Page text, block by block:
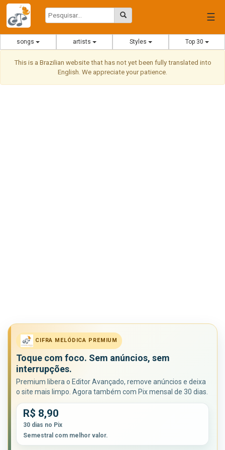
☰
songs artists Styles Top 30
This is a Brazilian website that has not yet been fully translated into
English. We appreciate your patience.
CIFRA MELÓDICA PREMIUM
Toque com foco. Sem anúncios, sem
interrupções.
Premium libera o Editor Avançado, remove anúncios e deixa
o site mais limpo. Agora também com Pix mensal de 30 dias.
R$ 8,90
30 dias no Pix
Semestral com melhor valor.